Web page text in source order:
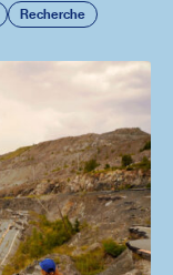
Recherche